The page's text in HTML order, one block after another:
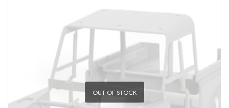
OUT OF STOCK